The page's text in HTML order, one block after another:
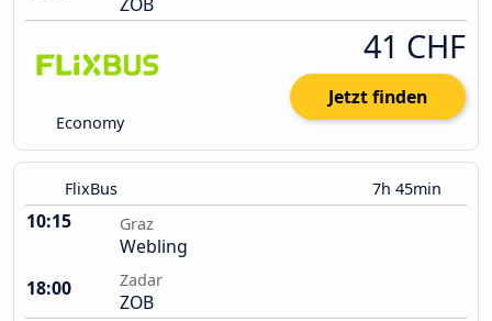
Economy
41 CHF
Jetzt finden
FlixBus 7h 45min
10:15 Graz
Webling
18:00
Zadar
ZOB